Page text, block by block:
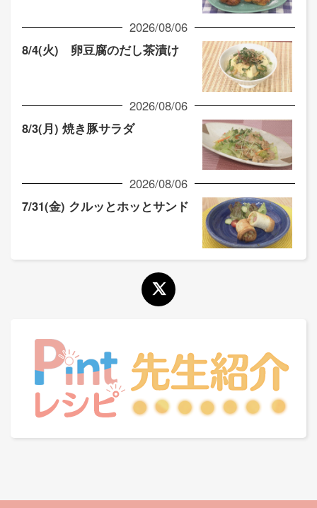
2026/08/06
8/4(火) 卵豆腐のだし茶漬け
2026/08/06
8/3(月) 焼き豚サラダ
2026/08/06
7/31(金) クルッとホッとサンド